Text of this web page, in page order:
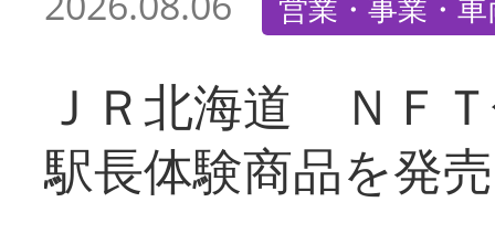
営業・事業・
ＪＲ北海道 ＮＦ
駅長体験商品を発売